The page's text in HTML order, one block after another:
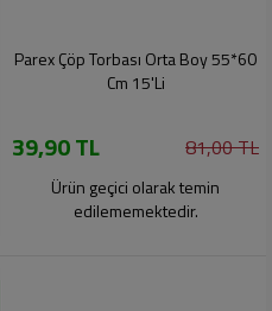
Parex Çöp Torbası Orta Boy 55*60
Cm 15'Li
39,90 TL 81,00 TL
Ürün geçici olarak temin
edilememektedir.